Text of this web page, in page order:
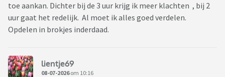
toe aankan. Dichter bij de 3 uur krijg ik meer klachten , bij 2
uur gaat het redelijk. Al moet ik alles goed verdelen.
Opdelen in brokjes inderdaad.
lientje69
08-07-2026om 10:16